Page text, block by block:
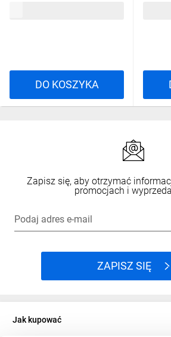
DO KOSZYKA
Zapisz się, aby otrzymać
promocjach i
Podaj adres e-mail
ZAPISZ SIĘ
Jak kupować